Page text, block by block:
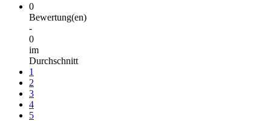
0
Bewertung(en)
-
0
im
Durchschnitt
1
2
3
4
5